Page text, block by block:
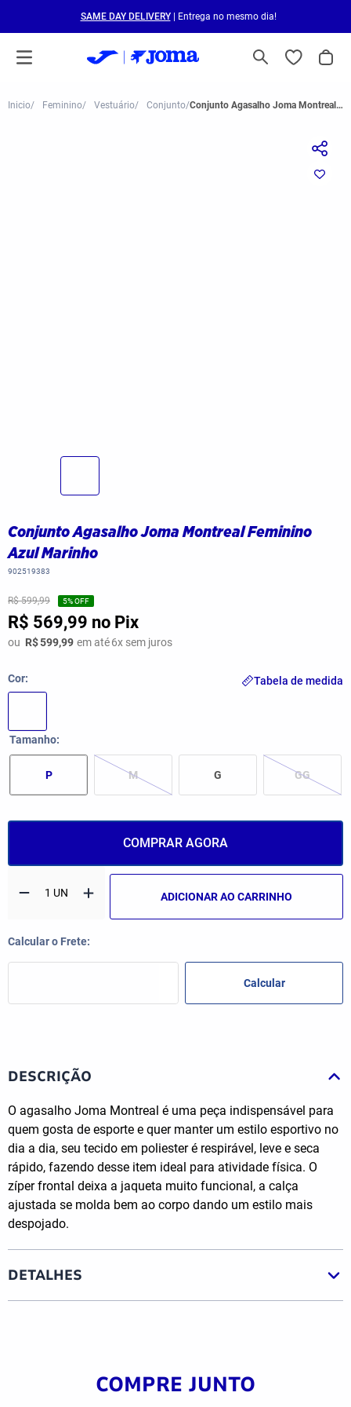
SAME DAY DELIVERY| Entrega no mesmo dia!
Feminino Vestuário Conjunto Conjunto Agasalho Joma Montreal Feminino Azul Marinho
Conjunto Agasalho Joma Montreal Feminino
Azul Marinho
902519383
R$ 599,99 5% OFF
R$ 569,99 no Pix
ou R$599,99 em até6x sem juros
Tamanho
P M G GG
Cor Tabela de medida
COMPRAR AGORA
ADICIONAR AO CARRINHO
DESCRIÇÃO
O agasalho Joma Montreal é uma peça indispensável para
quem gosta de esporte e quer manter um estilo esportivo no
dia a dia, seu tecido em poliester é respirável, leve e seca
rápido, fazendo desse item ideal para atividade física. O
zíper frontal deixa a jaqueta muito funcional, a calça
ajustada se molda bem ao corpo dando um estilo mais
despojado.
DETALHES
COMPRE JUNTO